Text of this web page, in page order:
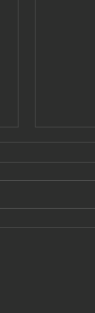
ました。招
頂きありが
せて頂きま